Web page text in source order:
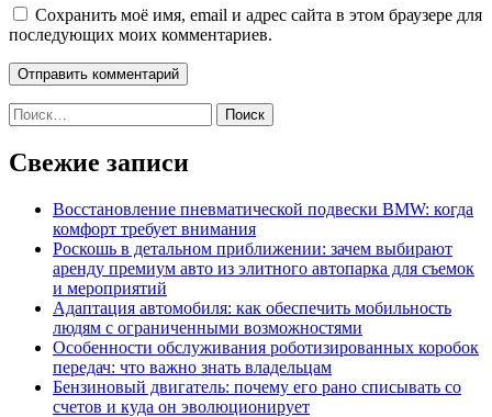
Сохранить моё имя, email и адрес сайта в этом браузере для
последующих моих комментариев.
Найти:
Свежие записи
Восстановление пневматической подвески BMW: когда
комфорт требует внимания
Роскошь в детальном приближении: зачем выбирают
аренду премиум авто из элитного автопарка для съемок
и мероприятий
Адаптация автомобиля: как обеспечить мобильность
людям с ограниченными возможностями
Особенности обслуживания роботизированных коробок
передач: что важно знать владельцам
Бензиновый двигатель: почему его рано списывать со
счетов и куда он эволюционирует